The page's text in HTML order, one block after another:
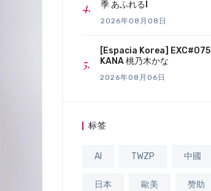
季 あふれるI
2026年08月08日
[Espacia Korea] EXC#075
KANA 桃乃木かな
2026年08月06日
标签
AI TWZP 中國
日本 歐美 赞助